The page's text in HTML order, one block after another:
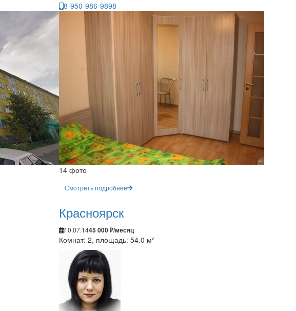
8-950-986-9898
14 фото
Смотреть подробнее
Красноярск
10.07.1445 000 ₽/месяц
Комнат: 2, площадь: 54.0 м²